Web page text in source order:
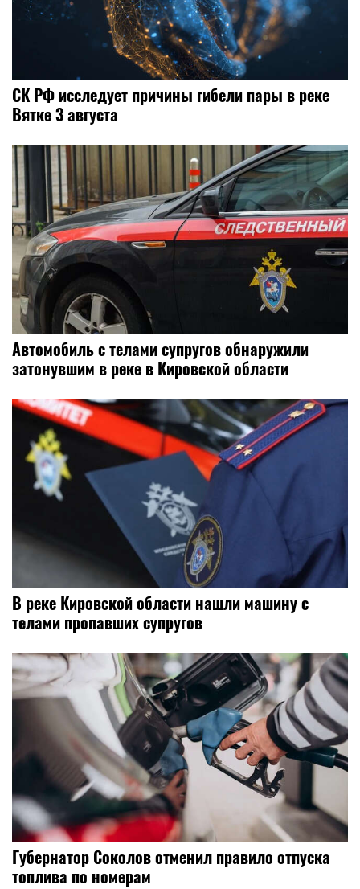
СК РФ исследует причины гибели пары в реке
Вятке 3 августа
Автомобиль с телами супругов обнаружили
затонувшим в реке в Кировской области
В реке Кировской области нашли машину с
телами пропавших супругов
Губернатор Соколов отменил правило отпуска
топлива по номерам